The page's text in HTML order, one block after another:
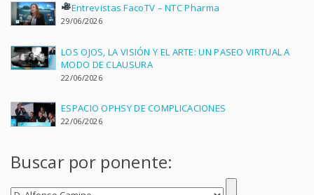
Entrevistas FacoTV – NTC Pharma
29/06/2026
LOS OJOS, LA VISIÓN Y EL ARTE: UN PASEO VIRTUAL A
MODO DE CLAUSURA
22/06/2026
ESPACIO OPHSY DE COMPLICACIONES
22/06/2026
Buscar por ponente: